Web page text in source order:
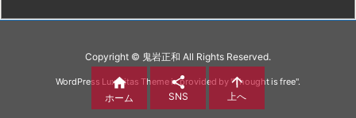
Copyright © 鬼岩正和 All Rights Reserved.
WordPress Luxeritas Theme is provided by "Thought is free".

ホーム

SNS

上へ